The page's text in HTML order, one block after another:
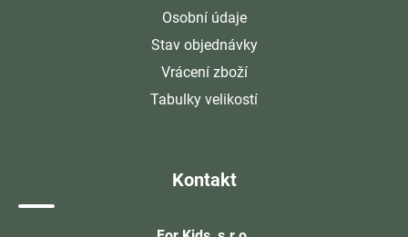
Osobní údaje
Stav objednávky
Vrácení zboží
Tabulky velikostí
Kontakt